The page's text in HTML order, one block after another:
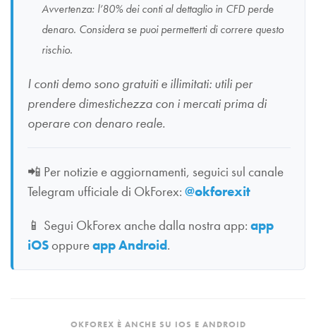
Avvertenza: l’80% dei conti al dettaglio in CFD perde
denaro. Considera se puoi permetterti di correre questo
rischio.
I conti demo sono gratuiti e illimitati: utili per
prendere dimestichezza con i mercati prima di
operare con denaro reale.
📲 Per notizie e aggiornamenti, seguici sul canale
Telegram ufficiale di OkForex: @okforexit
📱 Segui OkForex anche dalla nostra app: app
iOSoppureapp Android.
OKFOREX È ANCHE SU IOS E ANDROID